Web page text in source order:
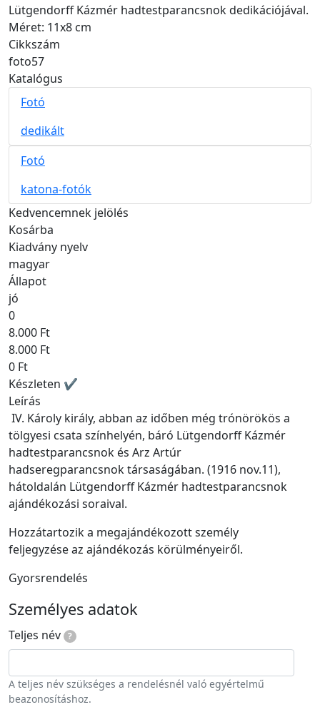
Hozzáfűzések
Lütgendorff Kázmér hadtestparancsnok dedikációjával.
Méret: 11x8 cm
Cikkszám
foto57
Katalógus
Fotó
dedikált
Fotó
katona-fotók
Kedvencemnek jelölés
Kosárba
Kiadvány nyelv
magyar
Állapot
jó
0
8.000 Ft
8.000 Ft
0 Ft
Készleten ✔
Leírás
IV. Károly király, abban az időben még trónörökös a
tölgyesi csata színhelyén, báró Lütgendorff Kázmér
hadtestparancsnok és Arz Artúr
hadseregparancsnok társaságában. (1916 nov.11),
hátoldalán Lütgendorff Kázmér hadtestparancsnok
ajándékozási soraival.
Hozzátartozik a megajándékozott személy
feljegyzése az ajándékozás körülményeiről.
Gyorsrendelés
Személyes adatok
Teljes név ?
A teljes név szükséges a rendelésnél való egyértelmű
beazonosításhoz.